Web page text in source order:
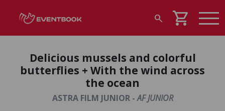
search shopping_cart
Delicious mussels and colorful
butterflies + With the wind across
the ocean
ASTRA FILM JUNIOR -AF JUNIOR